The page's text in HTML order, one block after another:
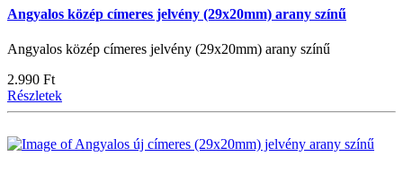
Angyalos közép címeres jelvény (29x20mm) arany színű
Angyalos közép címeres jelvény (29x20mm) arany színű
2.990 Ft
Részletek